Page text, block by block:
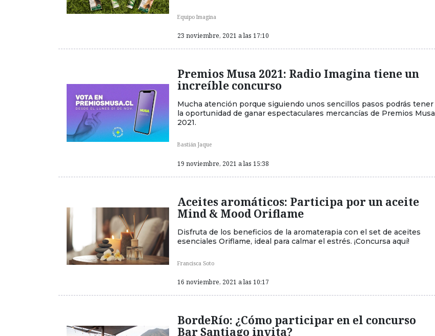
Equipo Imagina
23 noviembre, 2021 a las 17:10
Premios Musa 2021: Radio Imagina tiene un
increíble concurso
Mucha atención porque siguiendo unos sencillos pasos podrás tener
la oportunidad de ganar espectaculares mercancías de Premios Musa
2021.
Bastián Jaque
19 noviembre, 2021 a las 15:38
Aceites aromáticos: Participa por un aceite
Mind & Mood Oriflame
Disfruta de los beneficios de la aromaterapia con el set de aceites
esenciales Oriflame, ideal para calmar el estrés. ¡Concursa aquí!
Francisca Soto
16 noviembre, 2021 a las 10:17
BordeRío: ¿Cómo participar en el concurso
Bar Santiago invita?